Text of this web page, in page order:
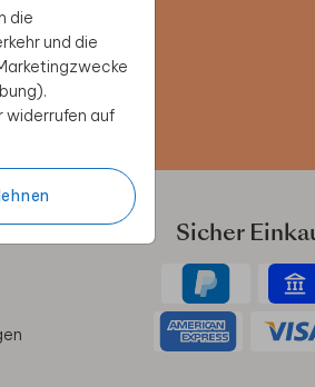
die
und die
widerrufen auf
Sicher